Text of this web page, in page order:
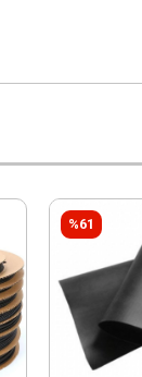
%61